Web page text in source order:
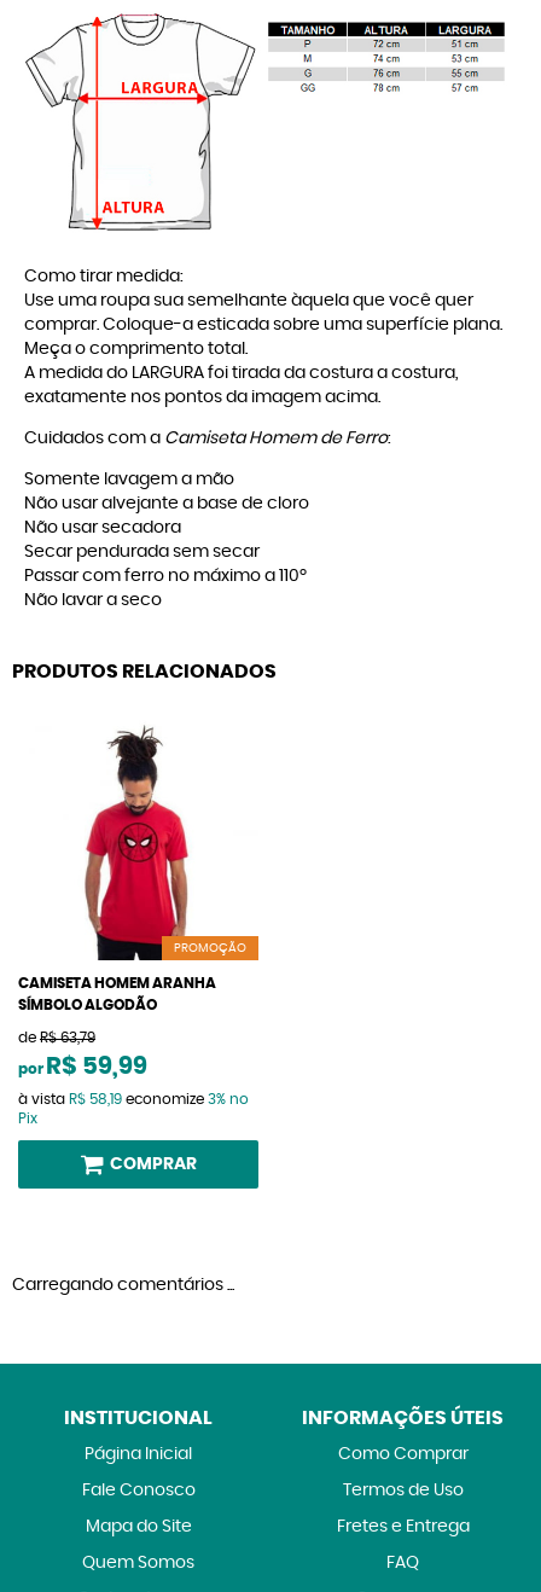
Como tirar medida:
Use uma roupa sua semelhante àquela que você quer
comprar. Coloque-a esticada sobre uma superfície plana.
Meça o comprimento total.
A medida do LARGURA foi tirada da costura a costura,
exatamente nos pontos da imagem acima.
Cuidados com a Camiseta Homem de Ferro:
Somente lavagem a mão
Não usar alvejante a base de cloro
Não usar secadora
Secar pendurada sem secar
Passar com ferro no máximo a 110º
Não lavar a seco
PRODUTOS RELACIONADOS
PROMOÇÃO
CAMISETA HOMEM ARANHA
SÍMBOLO ALGODÃO
de R$ 63,79
por R$ 59,99
à vista R$ 58,19 economize 3% no
Pix
COMPRAR
Carregando comentários ...
INSTITUCIONAL
Página Inicial
Fale Conosco
Mapa do Site
Quem Somos
INFORMAÇÕES ÚTEIS
Como Comprar
Termos de Uso
Fretes e Entrega
FAQ